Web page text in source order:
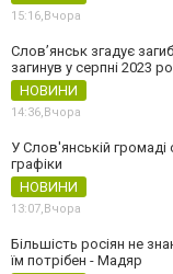
15:16,Вчора
Слов’янськ згадує
загинув у серпні 2023
НОВИНИ
14:36,Вчора
У Слов'янській громаді
графіки
НОВИНИ
13:07,Вчора
Більшість росіян не
їм потрібен - Мадяр